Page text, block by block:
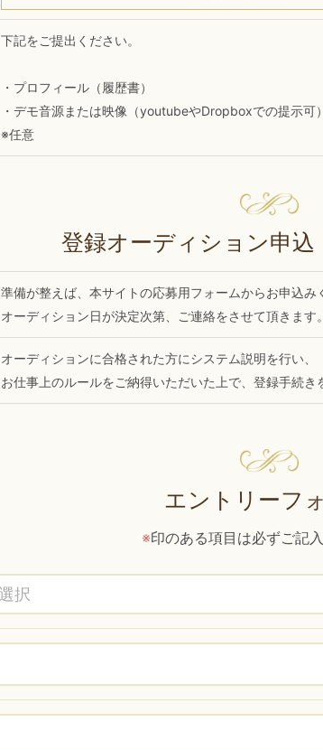
下記をご提出ください。
・プロフィール（履歴書）
・デモ音源または映像（youtubeやDropboxでの提示可）
※任意
登録オーディション申込
準備が整えば、本サイトの応募用フォームからお申込み
オーディション日が決定次第、ご連絡をさせて頂きます。
オーディションに合格された方にシステム説明を行い、
お仕事上のルールをご納得いただいた上で、登録手続き
エントリーフ
※印のある項目は必ずご記入